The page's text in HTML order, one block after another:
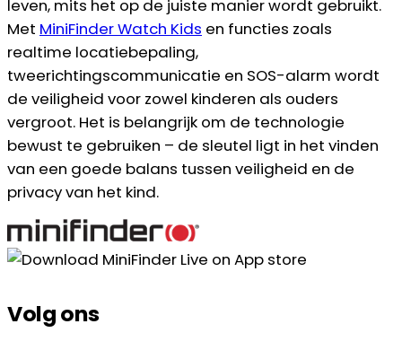
leven, mits het op de juiste manier wordt gebruikt.
Met MiniFinder Watch Kids en functies zoals
realtime locatiebepaling,
tweerichtingscommunicatie en SOS-alarm wordt
de veiligheid voor zowel kinderen als ouders
vergroot. Het is belangrijk om de technologie
bewust te gebruiken – de sleutel ligt in het vinden
van een goede balans tussen veiligheid en de
privacy van het kind.
Volg ons